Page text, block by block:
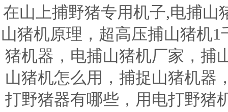
在山上捕野猪专用机子,电捕山
山猪机原理，超高压捕山猪机
猪机器，电捕山猪机厂家，捕
山猪机怎么用，捕捉山猪机器
打野猪器有哪些，用电打野猪